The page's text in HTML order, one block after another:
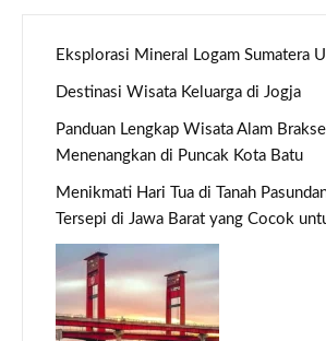
Eksplorasi Mineral Logam Sumatera
Destinasi Wisata Keluarga di Jogja
Panduan Lengkap Wisata Alam
Menenangkan di Puncak Kota Batu
Menikmati Hari Tua di Tanah
Tersepi di Jawa Barat yang Cocok